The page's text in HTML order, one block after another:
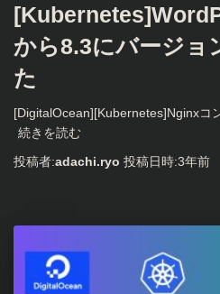
から8.3にバージョ
た
[DigitalOcean][Kubernetes]Nginxコ
続きを読む
投稿者:adachi.ryo 投稿日時:3年前